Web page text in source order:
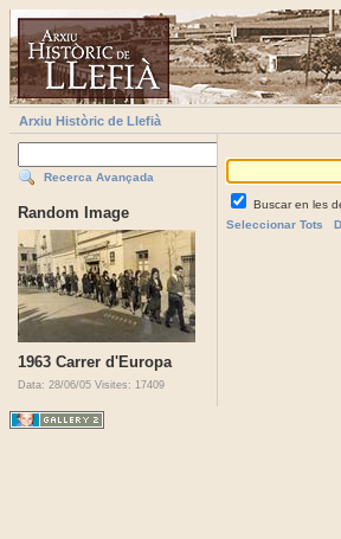
Arxiu Històric de Llefià
Recerca Avançada
Random Image
1963 Carrer d'Europa
Data: 28/06/05 Visites: 17409
Buscar en les
Seleccionar Tots